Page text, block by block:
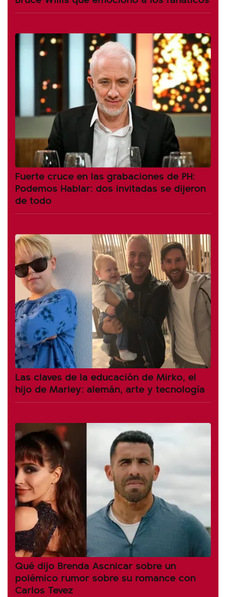
Fuerte cruce en las grabaciones de PH:
Podemos Hablar: dos invitadas se dijeron
de todo
Las claves de la educación de Mirko, el
hijo de Marley: alemán, arte y tecnología
Qué dijo Brenda Ascnicar sobre un
polémico rumor sobre su romance con
Carlos Tevez